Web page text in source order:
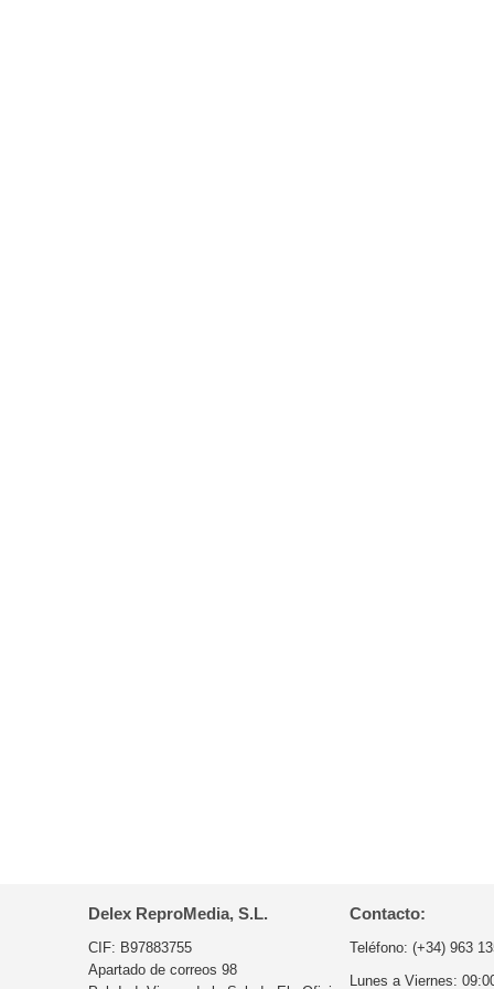
Delex ReproMedia, S.L.
CIF: B97883755
Apartado de correos 98
Contacto:
Teléfono: (+34) 963
Lunes a Viernes: